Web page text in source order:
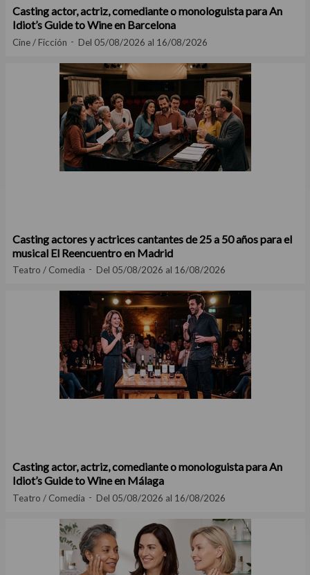
Casting actor, actriz, comediante o monologuista para An
Idiot’s Guide to Wine en Barcelona
Cine / Ficción Del 05/08/2026 al 16/08/2026
Casting actores y actrices cantantes de 25 a 50 años para el
musical El Reencuentro en Madrid
Teatro / Comedia Del 05/08/2026 al 16/08/2026
Casting actor, actriz, comediante o monologuista para An
Idiot’s Guide to Wine en Málaga
Teatro / Comedia Del 05/08/2026 al 16/08/2026